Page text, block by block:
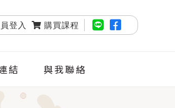
登入 購買課程
結 與我聯絡